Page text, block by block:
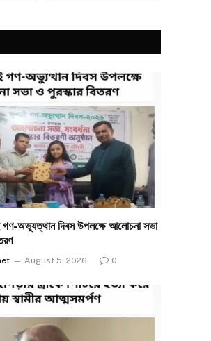
গণ-অভ্যুত্থান দিবস উপলক্ষে আলোচনা সভা
August 5, 2026 0